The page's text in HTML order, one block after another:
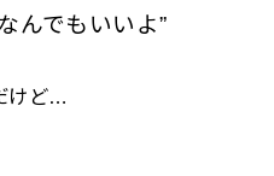
んでもいいよ”
けど…